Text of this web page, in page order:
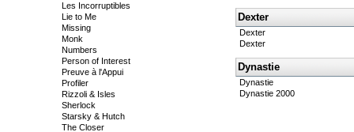
Les Incorruptibles
Lie to Me
Missing
Monk
Numbers
Person of Interest
Preuve à l'Appui
Profiler
Rizzoli & Isles
Sherlock
Starsky & Hutch
The Closer
Dexter
Dexter
Dexter
Dynastie
Dynastie
Dynastie 2000